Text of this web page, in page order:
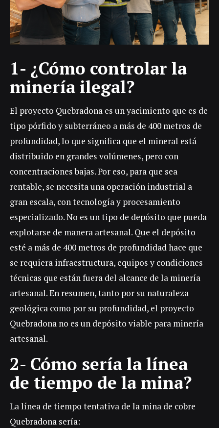
1- ¿Cómo controlar la
minería ilegal?
El proyecto Quebradona es un yacimiento que es de
tipo pórfido y subterráneo a más de 400 metros de
profundidad, lo que significa que el mineral está
distribuido en grandes volúmenes, pero con
concentraciones bajas. Por eso, para que sea
rentable, se necesita una operación industrial a
gran escala, con tecnología y procesamiento
especializado. No es un tipo de depósito que pueda
explotarse de manera artesanal. Que el depósito
esté a más de 400 metros de profundidad hace que
se requiera infraestructura, equipos y condiciones
técnicas que están fuera del alcance de la minería
artesanal. En resumen, tanto por su naturaleza
geológica como por su profundidad, el proyecto
Quebradona no es un depósito viable para minería
artesanal.
2- Cómo sería la línea
de tiempo de la mina?
La línea de tiempo tentativa de la mina de cobre
Quebradona sería: